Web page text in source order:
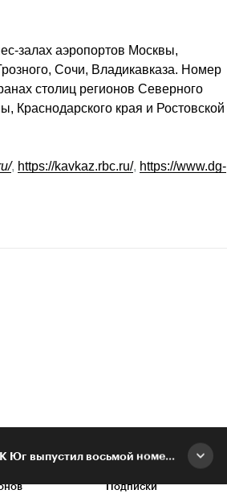
залах аэропортов Москвы,
Сочи, Владикавказа. Номер
столиц регионов Северного
Краснодарского края и Ростовской
, https://kavkaz.rbc.ru/, https://www.dg-
АПК сейчас и в киберзавтра: РБК Юг выпустил восьмой номер журнала
Подписки